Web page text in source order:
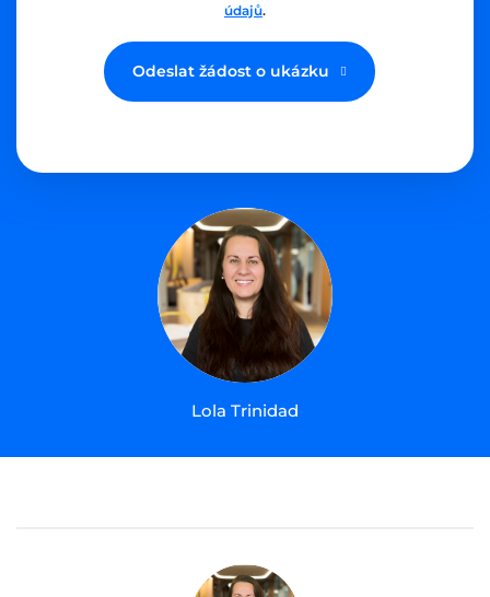
údajů.
Odeslat žádost o ukázku
Lola Trinidad